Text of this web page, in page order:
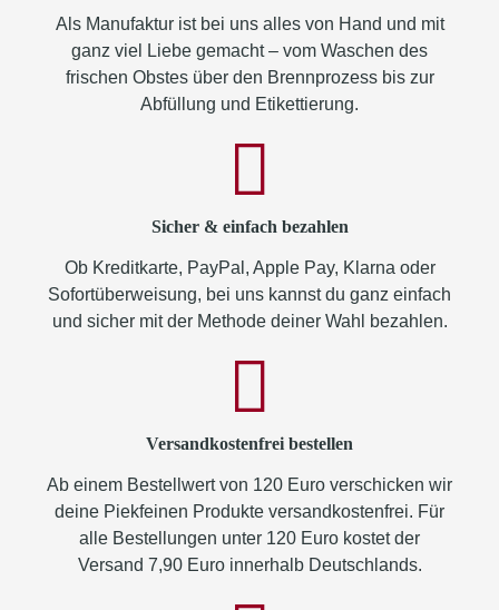
Als Manufaktur ist bei uns alles von Hand und mit
ganz viel Liebe gemacht – vom Waschen des
frischen Obstes über den Brennprozess bis zur
Abfüllung und Etikettierung.
Sicher & einfach bezahlen
Ob Kreditkarte, PayPal, Apple Pay, Klarna oder
Sofortüberweisung, bei uns kannst du ganz einfach
und sicher mit der Methode deiner Wahl bezahlen.
Versandkostenfrei bestellen
Ab einem Bestellwert von 120 Euro verschicken wir
deine Piekfeinen Produkte versandkostenfrei. Für
alle Bestellungen unter 120 Euro kostet der
Versand 7,90 Euro innerhalb Deutschlands.